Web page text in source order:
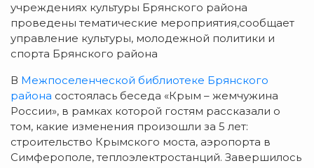
учреждениях культуры Брянского района
проведены тематические мероприятия,сообщает
управление культуры, молодежной политики и
спорта Брянского района
В Межпоселенческой библиотеке Брянского
района состоялась беседа «Крым – жемчужина
России», в рамках которой гостям рассказали о
том, какие изменения произошли за 5 лет:
строительство Крымского моста, аэропорта в
Симферополе, теплоэлектростанций. Завершилось